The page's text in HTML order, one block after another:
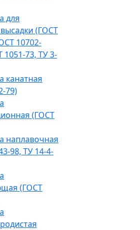
для
(ГОСТ
10702-
1051-73, ТУ 3-
канатная
79)
(ГОСТ
наплавочная
98, ТУ 14-4-
(ГОСТ